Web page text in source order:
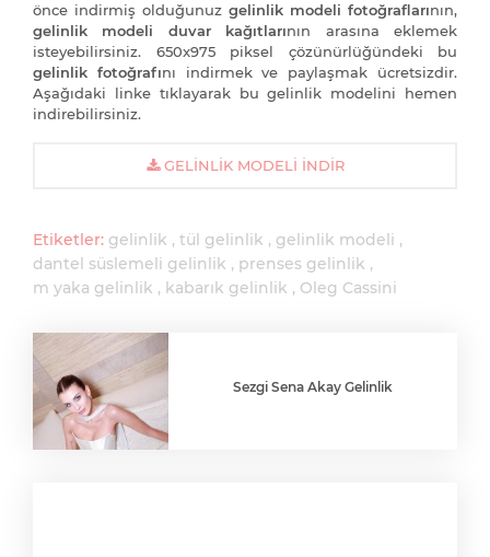
önce indirmiş olduğunuz gelinlik modeli fotoğraflarının,
gelinlik modeli duvar kağıtlarının arasına eklemek
isteyebilirsiniz. 650x975 piksel çözünürlüğündeki bu
gelinlik fotoğrafını indirmek ve paylaşmak ücretsizdir.
Aşağıdaki linke tıklayarak bu gelinlik modelini hemen
indirebilirsiniz.
GELINLIK MODELI İNDIR
Etiketler: gelinlik tül gelinlik
gelinlik modeli
dantel süslemeli gelinlik
prenses gelinlik
m yaka gelinlik
kabarık gelinlik Oleg Cassini
Sezgi Sena Akay Gelinlik